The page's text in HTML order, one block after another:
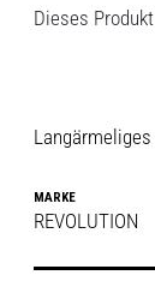
Dieses
MARKE
REVOLUTION